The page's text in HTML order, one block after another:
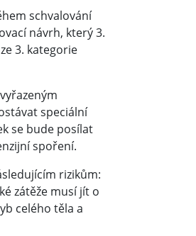
schvalování
návrh, který 3.
3. kategorie
speciální
se bude posílat
spoření.
rizikům:
zátěže musí jít o
celého těla a